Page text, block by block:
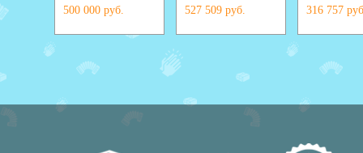
500 000 руб. 527 509 руб. 316 757